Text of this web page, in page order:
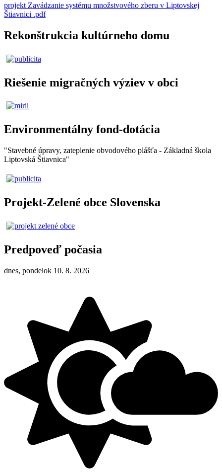
projekt Zavádzanie systému množstvového zberu v Liptovskej
Štiavnici .pdf
Rekonštrukcia kultúrneho domu
Riešenie migračných výziev v obci
Environmentálny fond-dotácia
"Stavebné úpravy, zateplenie obvodového plášťa - Základná škola
Liptovská Štiavnica"
Projekt-Zelené obce Slovenska
Predpoveď počasia
dnes, pondelok 10. 8. 2026